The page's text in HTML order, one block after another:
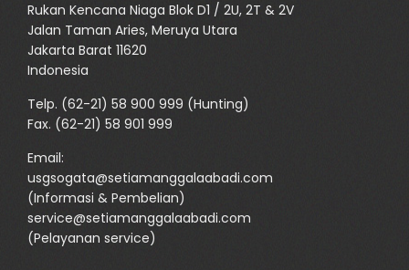
Rukan Kencana Niaga Blok D1 / 2U, 2T & 2V
Jalan Taman Aries, Meruya Utara
Jakarta Barat 11620
Indonesia
Telp. (62-21) 58 900 999 (Hunting)
Fax. (62-21) 58 901 999
Email:
usgsogata@setiamanggalaabadi.com
(Informasi & Pembelian)
service@setiamanggalaabadi.com
(Pelayanan service)